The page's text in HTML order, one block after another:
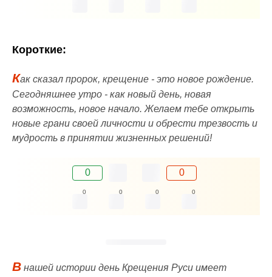
Короткие:
Как сказал пророк, крещение - это новое рождение.
Сегодняшнее утро - как новый день, новая
возможность, новое начало. Желаем тебе открыть
новые грани своей личности и обрести трезвость и
мудрость в принятии жизненных решений!
0 0
0 0 0 0
В нашей истории день Крещения Руси имеет